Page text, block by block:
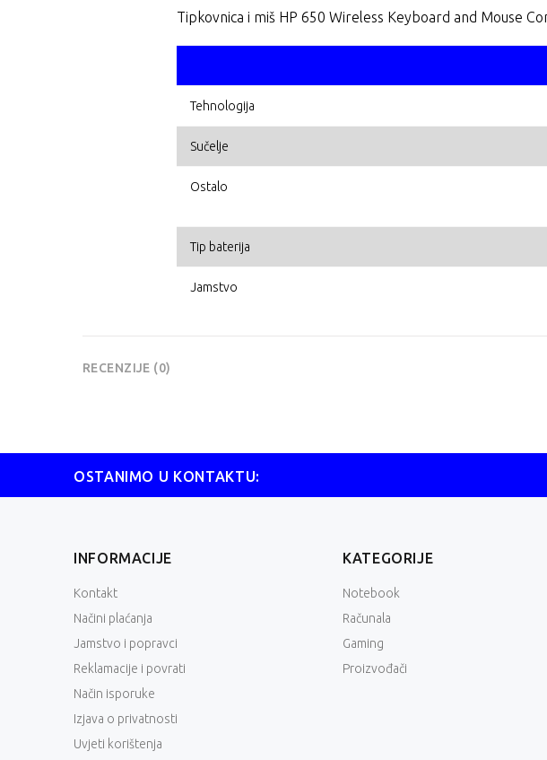
Tipkovnica i miš HP 650 Wireless Keyboard and Mouse
Tehnologija
Sučelje
Ostalo
Tip baterija
Jamstvo
RECENZIJE (0)
OSTANIMO U KONTAKTU:
INFORMACIJE
Kontakt
Načini plaćanja
Jamstvo i popravci
Reklamacije i povrati
Način isporuke
Izjava o privatnosti
Uvjeti korištenja
KATEGORIJE
Notebook
Računala
Gaming
Proizvođači